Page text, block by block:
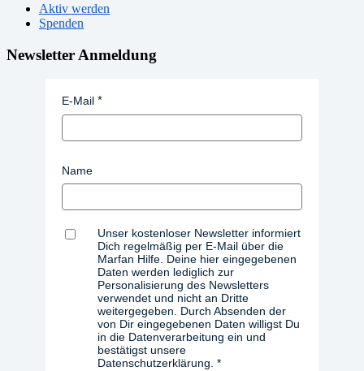
Aktiv werden
Spenden
Newsletter Anmeldung
E-Mail
Name
Unser kostenloser Newsletter informiert
Dich regelmäßig per E-Mail über die
Marfan Hilfe. Deine hier eingegebenen
Daten werden lediglich zur
Personalisierung des Newsletters
verwendet und nicht an Dritte
weitergegeben. Durch Absenden der
von Dir eingegebenen Daten willigst Du
in die Datenverarbeitung ein und
bestätigst unsere
Datenschutzerklärung.